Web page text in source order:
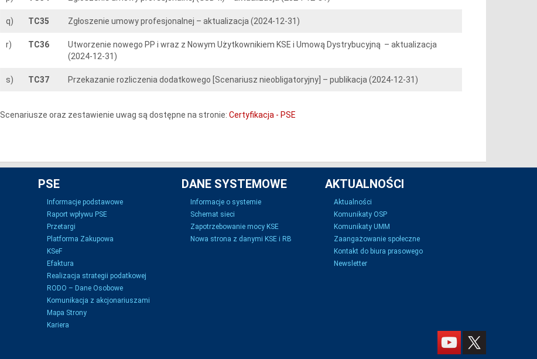
q) TC35 Zgłoszenie umowy profesjonalnej – aktualizacja (2024-12-31)
r) TC36
Utworzenie nowego PP i wraz z Nowym Użytkownikiem KSE i Umową Dystrybucyjną – aktualizacja
(2024-12-31)
s) TC37 Przekazanie rozliczenia dodatkowego [Scenariusz nieobligatoryjny] – publikacja (2024-12-31)
Scenariusze oraz zestawienie uwag są dostępne na stronie: Certyfikacja - PSE
PSE
Informacje podstawowe
Raport wpływu PSE
Przetargi
Platforma Zakupowa
KSeF
Efaktura
Realizacja strategii podatkowej
RODO – Dane Osobowe
Komunikacja z akcjonariuszami
Mapa Strony
Kariera
DANE SYSTEMOWE
Informacje o systemie
Schemat sieci
Zapotrzebowanie mocy KSE
Nowa strona z danymi KSE i RB
AKTUALNOŚCI
Aktualności
Komunikaty OSP
Komunikaty UMM
Zaangażowanie społeczne
Kontakt do biura prasowego
Newsletter